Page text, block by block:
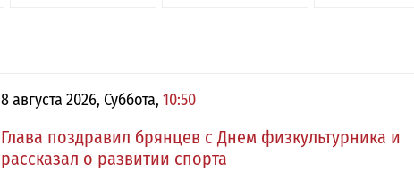
8 августа 2026, Суббота, 10:50
Глава поздравил брянцев с Днем физкультурника и
рассказал о развитии спорта